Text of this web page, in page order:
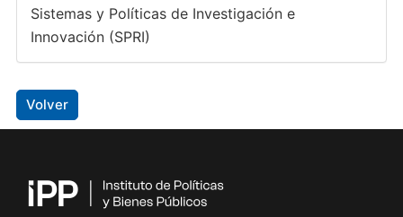
Sistemas y Políticas de Investigación e
Innovación (SPRI)
Volver